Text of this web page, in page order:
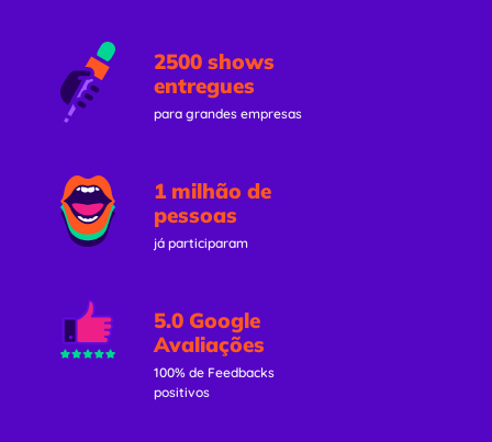
2500 shows
entregues
para grandes empresas
1 milhão de
pessoas
já participaram
5.0 Google
Avaliações
100% de Feedbacks
positivos